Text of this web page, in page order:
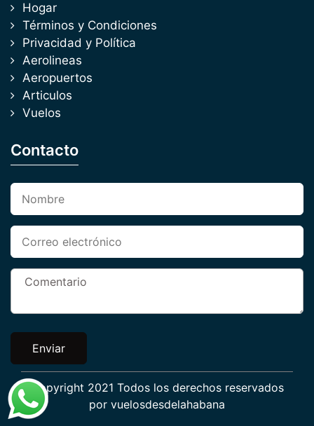
Hogar
Términos y Condiciones
Privacidad y Política
Aerolineas
Aeropuertos
Articulos
Vuelos
Contacto
Enviar
Copyright 2021 Todos los derechos reservados
por vuelosdesdelahabana